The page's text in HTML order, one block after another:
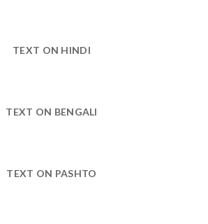
TEXT ON HINDI
TEXT ON BENGALI
TEXT ON PASHTO